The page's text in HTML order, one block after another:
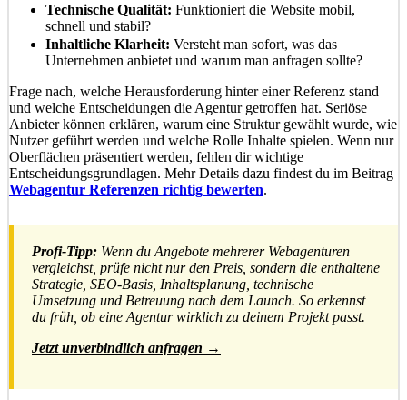
Technische Qualität: Funktioniert die Website mobil,
schnell und stabil?
Inhaltliche Klarheit: Versteht man sofort, was das
Unternehmen anbietet und warum man anfragen sollte?
Frage nach, welche Herausforderung hinter einer Referenz stand
und welche Entscheidungen die Agentur getroffen hat. Seriöse
Anbieter können erklären, warum eine Struktur gewählt wurde, wie
Nutzer geführt werden und welche Rolle Inhalte spielen. Wenn nur
Oberflächen präsentiert werden, fehlen dir wichtige
Entscheidungsgrundlagen. Mehr Details dazu findest du im Beitrag
Webagentur Referenzen richtig bewerten.
Profi-Tipp: Wenn du Angebote mehrerer Webagenturen
vergleichst, prüfe nicht nur den Preis, sondern die enthaltene
Strategie, SEO-Basis, Inhaltsplanung, technische
Umsetzung und Betreuung nach dem Launch. So erkennst
du früh, ob eine Agentur wirklich zu deinem Projekt passt.
Jetzt unverbindlich anfragen →